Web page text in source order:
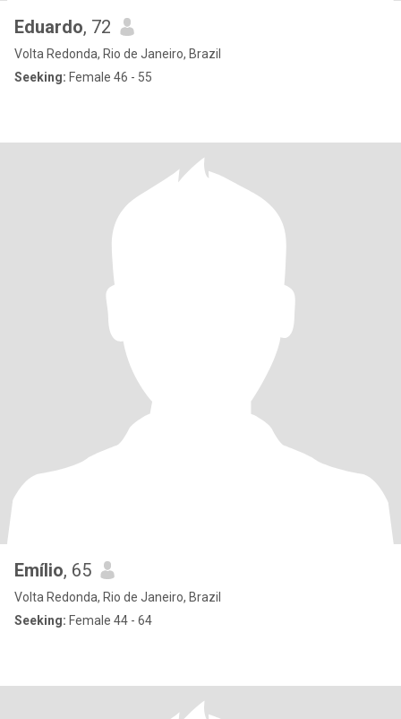
Eduardo, 72
Volta Redonda, Rio de Janeiro, Brazil
Seeking: Female 46 - 55
Emílio, 65
Volta Redonda, Rio de Janeiro, Brazil
Seeking: Female 44 - 64